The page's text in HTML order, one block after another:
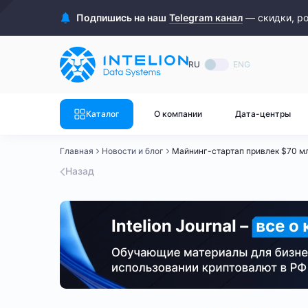
Подпишись на наш Telegram канал — скидки,
RU ENG
Каталог О компании Дата-центры
ASIC майнеры
Bitmain
Innosilicon
Iceriver
Смотреть весь каталог
Готовый
Готовый
Готовый
Готовый
Готовый
Главная Новости и блог Майнинг-стартап привлек $70
Назад